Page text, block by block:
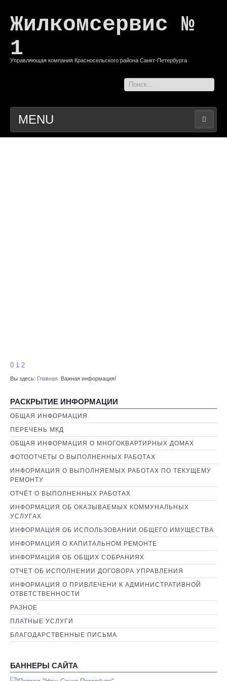
Жилкомсервис №
1
Управляющая компания Красносельского района Санкт-Петербурга
Искать...
MENU
0 1 2
Вы здесь: Главная Важная информация!
РАСКРЫТИЕ ИНФОРМАЦИИ
ОБЩАЯ ИНФОРМАЦИЯ
ПЕРЕЧЕНЬ МКД
ОБЩАЯ ИНФОРМАЦИЯ О МНОГОКВАРТИРНЫХ ДОМАХ
ФОТООТЧЕТЫ О ВЫПОЛНЕННЫХ РАБОТАХ
ИНФОРМАЦИЯ О ВЫПОЛНЯЕМЫХ РАБОТАХ ПО ТЕКУЩЕМУ
РЕМОНТУ
ОТЧЁТ О ВЫПОЛНЕННЫХ РАБОТАХ
ИНФОРМАЦИЯ ОБ ОКАЗЫВАЕМЫХ КОММУНАЛЬНЫХ
УСЛУГАХ
ИНФОРМАЦИЯ ОБ ИСПОЛЬЗОВАНИИ ОБЩЕГО ИМУЩЕСТВА
ИНФОРМАЦИЯ О КАПИТАЛЬНОМ РЕМОНТЕ
ИНФОРМАЦИЯ ОБ ОБЩИХ СОБРАНИЯХ
ОТЧЕТ ОБ ИСПОЛНЕНИИ ДОГОВОРА УПРАВЛЕНИЯ
ИНФОРМАЦИЯ О ПРИВЛЕЧЕНИ К АДМИНИСТРАТИВНОЙ
ОТВЕТСТВЕННОСТИ
РАЗНОЕ
ПЛАТНЫЕ УСЛУГИ
БЛАГОДАРСТВЕННЫЕ ПИСЬМА
БАННЕРЫ САЙТА